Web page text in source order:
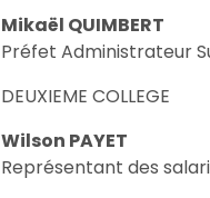
Mikaël QUIMBERT
Préfet Administrateur
DEUXIEME COLLEGE
Wilson PAYET
Représentant des